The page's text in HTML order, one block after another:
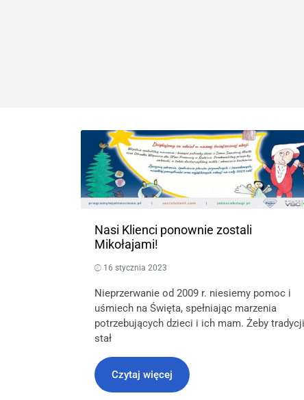
Nasi Klienci ponownie zostali
Mikołajami!
16 stycznia 2023
Nieprzerwanie od 2009 r. niesiemy pomoc i
uśmiech na Święta, spełniając marzenia
potrzebujących dzieci i ich mam. Żeby tradycji
stał
Czytaj więcej